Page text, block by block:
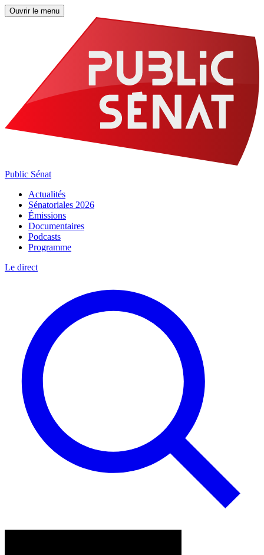
Ouvrir le menu
Public Sénat
Actualités
Sénatoriales 2026
Émissions
Documentaires
Podcasts
Programme
Le direct